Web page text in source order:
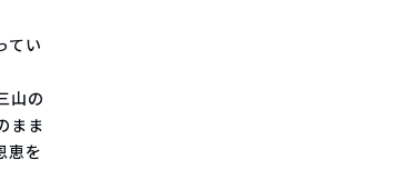
てい
山の
まま
恵を